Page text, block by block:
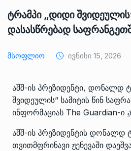
ტრამპი „დიდი
დასასწრებად
Მსოფლიო Ივნისი 15, 2026
აშშ-ის პრეზიდენტი, დონალდ
შვიდეულის“ სამიტის წინ
ინფორმაციას The Guardian-ი
აშშ-ის პრეზიდენტის დონალდ
თვითმფრინავი ჟენევაში